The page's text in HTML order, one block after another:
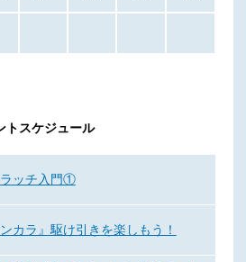
トスケジュール
ッチ入門①
カラ』駆け引きを楽しもう！